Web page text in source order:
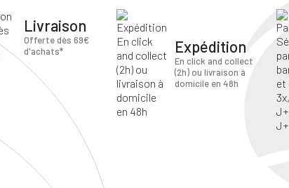
Livraison
Offerte dès 69€
d'achats*
Expédition
En click and collect
(2h) ou livraison à
domicile en 48h